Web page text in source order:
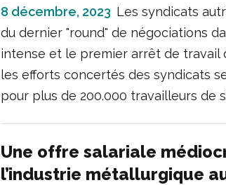
8 décembre, 2023 Les syndicats
du dernier "round" de négociations
intense et le premier arrêt de travail
les efforts concertés des syndicats
pour plus de 200.000 travailleurs de
Une offre salariale
l’industrie métallurgique